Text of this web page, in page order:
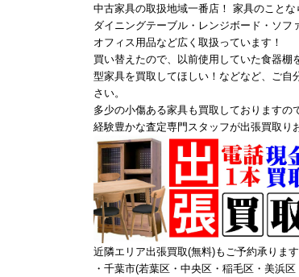
中古家具の取扱地域一番店！ 家具のこと
ダイニングテーブル・レンジボード・ソフ
オフィス用品など広く取扱っています！
買い替えたので、以前使用していた食器
型家具を買取してほしい！などなど、ご
さい。
多少の小傷ある家具も買取しておりますの
経験豊かな査定専門スタッフが出張買取り
近隣エリア出張買取(無料)もご予約承ります
・千葉市(若葉区・中央区・稲毛区・美浜